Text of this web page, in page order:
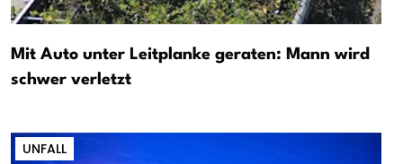
Mit Auto unter Leitplanke geraten: Mann wird
schwer verletzt
UNFALL